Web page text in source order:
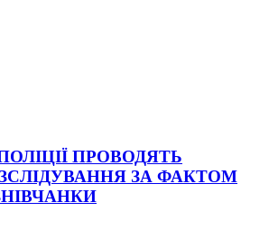
ПРОВОДЯТЬ
ЗА ФАКТОМ